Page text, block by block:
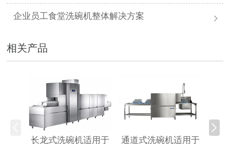
企业员工食堂洗碗机整体解决方案
相关产品
长龙式洗碗机适用于 通道式洗碗机适用于
提